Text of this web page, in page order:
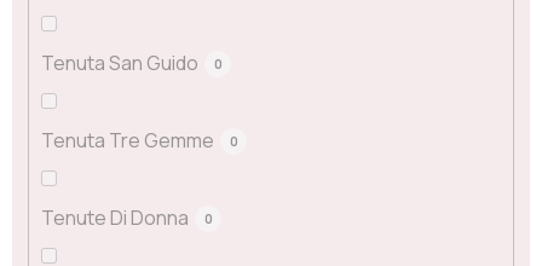
Tenuta San Guido 0
Tenuta Tre Gemme 0
Tenute Di Donna 0